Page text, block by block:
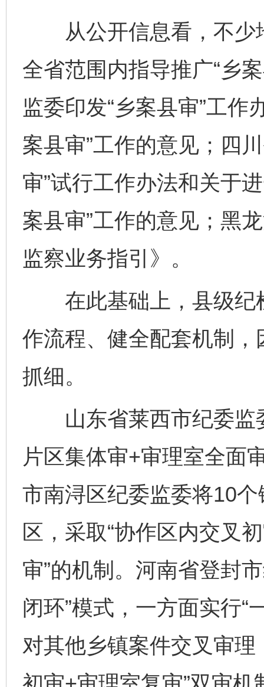
从公开信息看，不少
全省范围内指导推广“乡
监委印发“乡案县审”工作
案县审”工作的意见；四
审”试行工作办法和关于
案县审”工作的意见；黑
监察业务指引》。
在此基础上，县级纪
作流程、健全配套机制，
抓细。
山东省莱西市纪委监
片区集体审+审理室全面
市南浔区纪委监委将10
区，采取“协作区内交叉
审”的机制。河南省登封
闭环”模式，一方面实行“
对其他乡镇案件交叉审